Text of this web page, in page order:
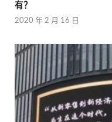
有？
2020 年 2 月 16 日